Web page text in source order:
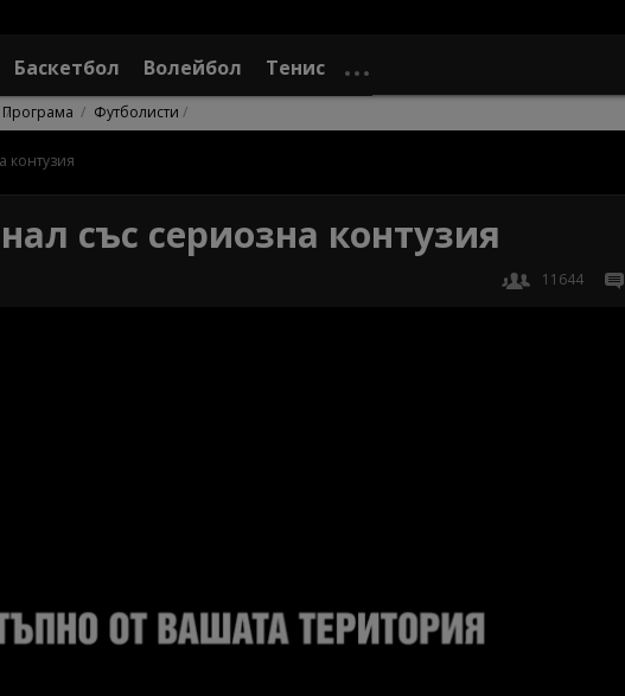
Баскетбол Волейбол Тенис
Програма Футболисти
контузия
със сериозна контузия
11644